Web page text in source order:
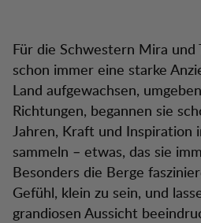
Für die Schwestern Mira
schon immer eine starke
Land aufgewachsen,
Richtungen, begannen sie
Jahren, Kraft und Inspiration
sammeln – etwas, das sie
Besonders die Berge
Gefühl, klein zu sein, und
grandiosen Aussicht